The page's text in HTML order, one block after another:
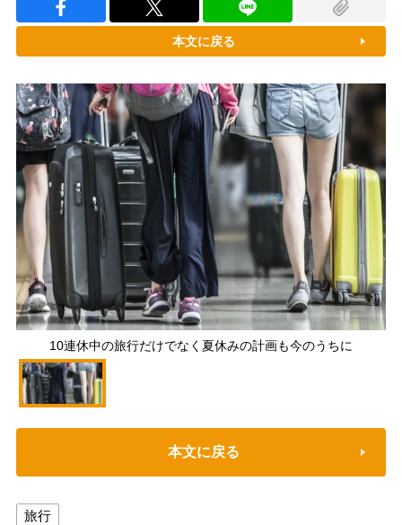
本文に戻る
10連休中の旅行だけでなく夏休みの計画も今のうちに
本文に戻る
旅行